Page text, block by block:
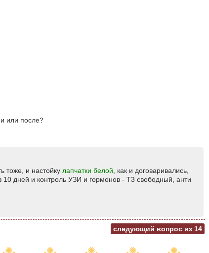
или после?
тоже, и настойку лапчатки белой , как и договаривались,
дней и контроль УЗИ и гормонов - Т3 свободный, анти
следующий вопрос из 14